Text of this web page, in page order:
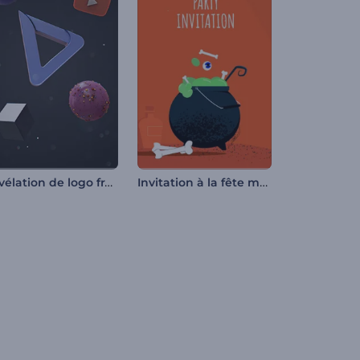
Révélation de logo frappant Invitation à la fête magique d'Halloween